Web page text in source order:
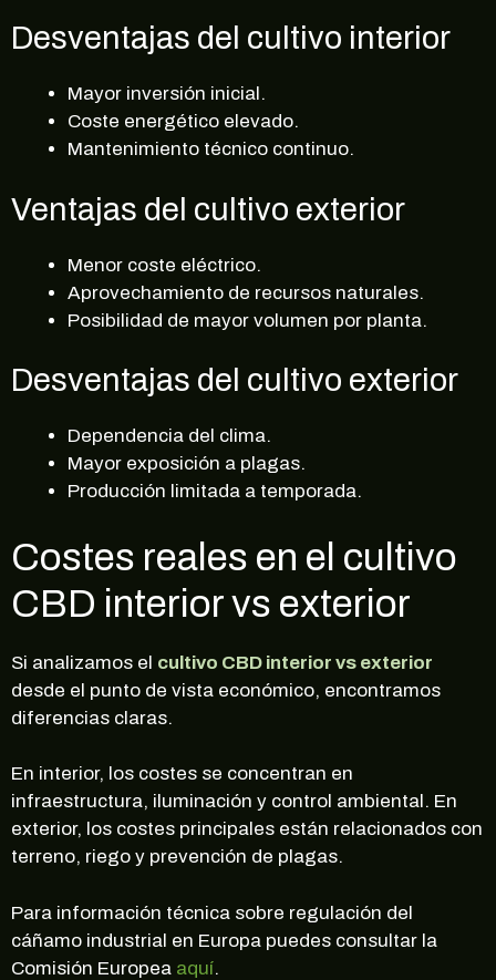
Desventajas del cultivo interior
Mayor inversión inicial.
Coste energético elevado.
Mantenimiento técnico continuo.
Ventajas del cultivo exterior
Menor coste eléctrico.
Aprovechamiento de recursos naturales.
Posibilidad de mayor volumen por planta.
Desventajas del cultivo exterior
Dependencia del clima.
Mayor exposición a plagas.
Producción limitada a temporada.
Costes reales en el cultivo
CBD interior vs exterior
Si analizamos el cultivo CBD interior vs exterior
desde el punto de vista económico, encontramos
diferencias claras.
En interior, los costes se concentran en
infraestructura, iluminación y control ambiental. En
exterior, los costes principales están relacionados con
terreno, riego y prevención de plagas.
Para información técnica sobre regulación del
cáñamo industrial en Europa puedes consultar la
Comisión Europea aquí.
PRÓXIMA COMPRA!
Regístrate en nuestra newsletter para estar
Correo electrónico
SUSCRIBIRME
no, gracias